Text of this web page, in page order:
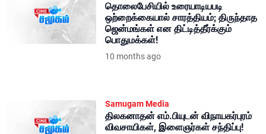
தொலைபேசியில் உரையாடியபடி
ஒற்றைக்கையால் சாரத்தியம்; திருந்தாத
ஜென்மங்கள் என திட்டித்தீர்க்கும்
பொதுமக்கள்!
10 months ago
Samugam Media
திலகனாதன் எம்.பியுடன் விநாயகர்புரம்
விவசாயிகள், இளைஞர்கள் சந்திப்பு!